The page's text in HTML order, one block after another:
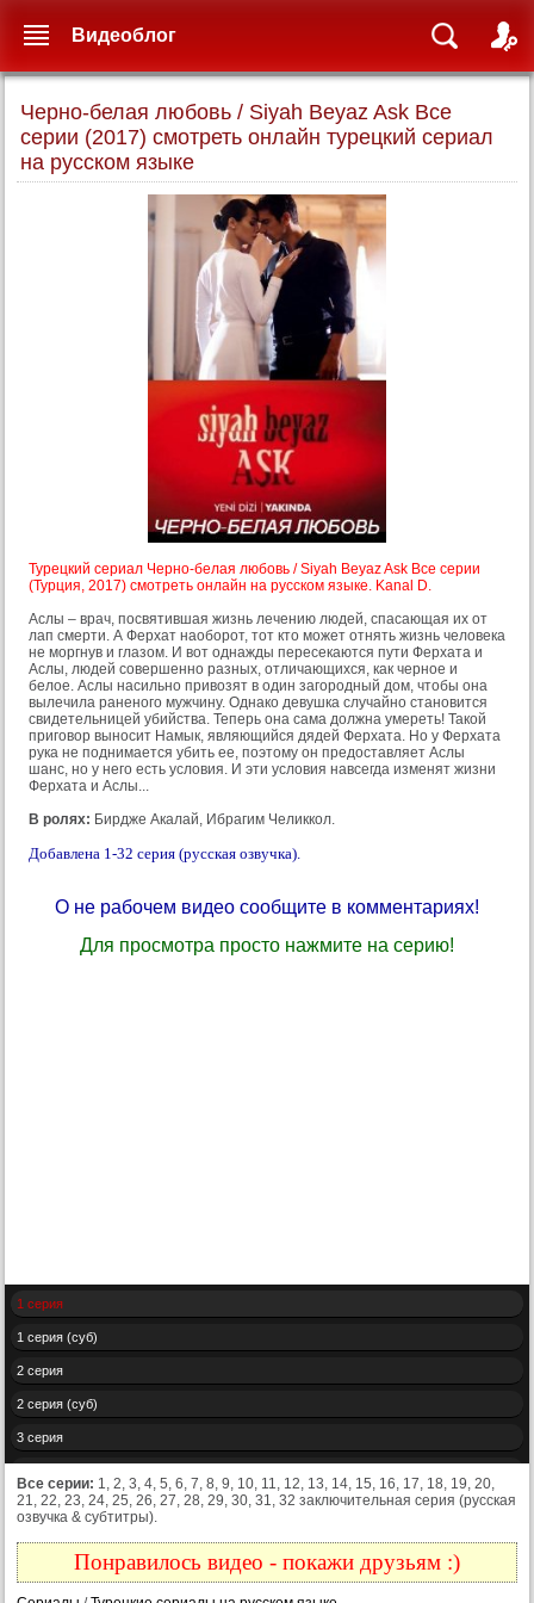
Черно-белая любовь / Siyah Beyaz Ask Все
серии (2017) смотреть онлайн турецкий сериал
на русском языке
Турецкий сериал Черно-белая любовь / Siyah Beyaz Ask Все серии
(Турция, 2017) смотреть онлайн на русском языке. Kanal D.
Аслы – врач, посвятившая жизнь лечению людей, спасающая их от
лап смерти. А Ферхат наоборот, тот кто может отнять жизнь человека
не моргнув и глазом. И вот однажды пересекаются пути Ферхата и
Аслы, людей совершенно разных, отличающихся, как черное и
белое. Аслы насильно привозят в один загородный дом, чтобы она
вылечила раненого мужчину. Однако девушка случайно становится
свидетельницей убийства. Теперь она сама должна умереть! Такой
приговор выносит Намык, являющийся дядей Ферхата. Но у Ферхата
рука не поднимается убить ее, поэтому он предоставляет Аслы
шанс, но у него есть условия. И эти условия навсегда изменят жизни
Ферхата и Аслы...
В ролях: Бирдже Акалай, Ибрагим Челиккол.
Добавлена 1-32 серия (русская озвучка).
О не рабочем видео сообщите в комментариях!
Для просмотра просто нажмите на серию!
1 серия
1 серия (суб)
2 серия
2 серия (суб)
3 серия
4 серия
5 серия
Все серии: 1, 2, 3, 4, 5, 6, 7, 8, 9, 10, 11, 12, 13, 14, 15, 16, 17, 18, 19, 20,
21, 22, 23, 24, 25, 26, 27, 28, 29, 30, 31, 32 заключительная серия (русская
озвучка & субтитры).
Понравилось видео - покажи друзьям :)
Видеоблог